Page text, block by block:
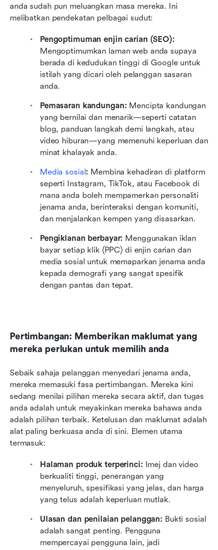
anda sudah pun meluangkan masa mereka. Ini
melibatkan pendekatan pelbagai sudut:
Pengoptimuman enjin carian (SEO):
Mengoptimumkan laman web anda supaya
berada di kedudukan tinggi di Google untuk
istilah yang dicari oleh pelanggan sasaran
anda.
Pemasaran kandungan: Mencipta kandungan
yang bernilai dan menarik—seperti catatan
blog, panduan langkah demi langkah, atau
video hiburan—yang memenuhi keperluan dan
minat khalayak anda.
Media sosial: Membina kehadiran di platform
seperti Instagram, TikTok, atau Facebook di
mana anda boleh mempamerkan personaliti
jenama anda, berinteraksi dengan komuniti,
dan menjalankan kempen yang disasarkan.
Pengiklanan berbayar: Menggunakan iklan
bayar setiap klik (PPC) di enjin carian dan
media sosial untuk memaparkan jenama anda
kepada demografi yang sangat spesifik
dengan pantas dan tepat.
Pertimbangan: Memberikan maklumat yang
mereka perlukan untuk memilih anda
Sebaik sahaja pelanggan menyedari jenama anda,
mereka memasuki fasa pertimbangan. Mereka kini
sedang menilai pilihan mereka secara aktif, dan tugas
anda adalah untuk meyakinkan mereka bahawa anda
adalah pilihan terbaik. Ketelusan dan maklumat adalah
alat paling berkuasa anda di sini. Elemen utama
termasuk:
Halaman produk terperinci: Imej dan video
berkualiti tinggi, penerangan yang
menyeluruh, spesifikasi yang jelas, dan harga
yang telus adalah keperluan mutlak.
Ulasan dan penilaian pelanggan: Bukti sosial
adalah sangat penting. Pengguna
mempercayai pengguna lain, jadi